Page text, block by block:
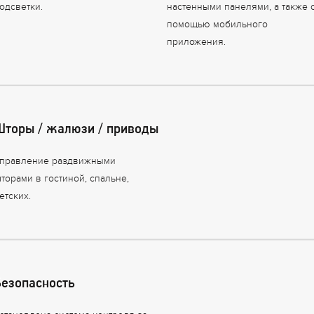
настенными панелями, а также
помощью мобильного
приложения.
/ жалюзи / приводы
раздвижными
в гостиной, спальне,